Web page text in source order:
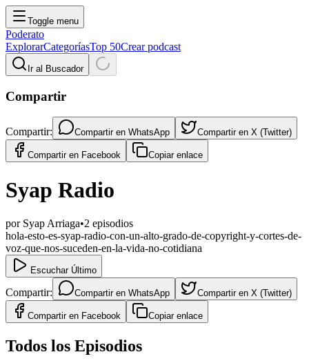
Toggle menu
Poderato
ExplorarCategoríasTop 50Crear podcast
Ir al Buscador
Compartir
Compartir: Compartir en WhatsApp Compartir en X (Twitter)
Compartir en Facebook Copiar enlace
Syap Radio
por Syap Arriaga•2 episodios
hola-esto-es-syap-radio-con-un-alto-grado-de-copyright-y-cortes-de-
voz-que-nos-suceden-en-la-vida-no-cotidiana
Escuchar Último
Compartir: Compartir en WhatsApp Compartir en X (Twitter)
Compartir en Facebook Copiar enlace
Todos los Episodios